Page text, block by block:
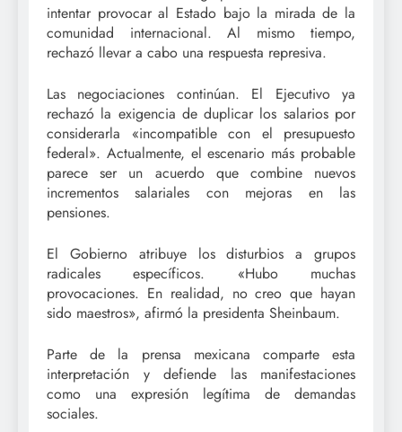
intentar provocar al Estado bajo la mirada de la
comunidad internacional. Al mismo tiempo,
rechazó llevar a cabo una respuesta represiva.
Las negociaciones continúan. El Ejecutivo ya
rechazó la exigencia de duplicar los salarios por
considerarla «incompatible con el presupuesto
federal». Actualmente, el escenario más probable
parece ser un acuerdo que combine nuevos
incrementos salariales con mejoras en las
pensiones.
El Gobierno atribuye los disturbios a grupos
radicales específicos. «Hubo muchas
provocaciones. En realidad, no creo que hayan
sido maestros», afirmó la presidenta Sheinbaum.
Parte de la prensa mexicana comparte esta
interpretación y defiende las manifestaciones
como una expresión legítima de demandas
sociales.